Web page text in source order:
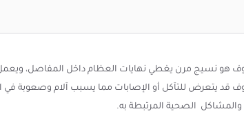
هو نسيج مرن يغطي نهايات العظام داخل المفاصل، ويعمل
قد يتعرض للتآكل أو الإصابات مما يسبب آلام وصعوبة
والمشاكل الصحية المرتبطة به.